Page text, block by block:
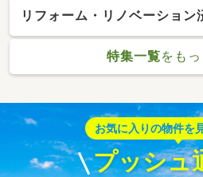
リフォーム・リノベーション
特集一覧をも
お気に入りの物件を
プッシュ